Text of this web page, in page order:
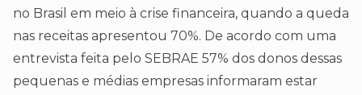
no Brasil em meio à crise financeira, quando a queda
nas receitas apresentou 70%. De acordo com uma
entrevista feita pelo SEBRAE 57% dos donos dessas
pequenas e médias empresas informaram estar